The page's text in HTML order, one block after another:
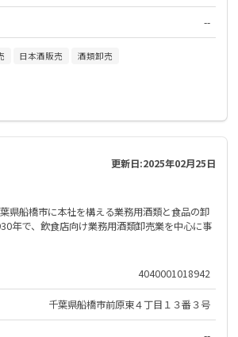
--
日本酒販売 酒類卸売
更新日:2025年02月25日
県船橋市に本社を構える業務用酒類と食品の卸
年で、飲食店向け業務用酒類卸売業を中心に事
4040001018942
千葉県船橋市前原東４丁目１３番３号